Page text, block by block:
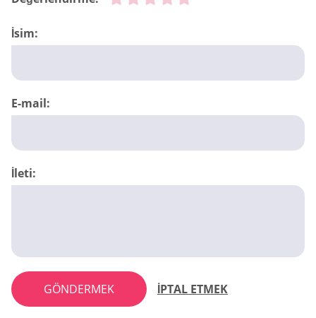
İsim:
E-mail:
İleti:
GÖNDERMEK İPTAL ETMEK